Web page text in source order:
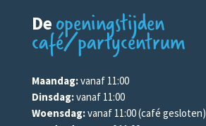
De openingstijden
café/partycentrum
Maandag:vanaf 11:00
Dinsdag:vanaf 11:00
Woensdag:vanaf 11:00 (café gesloten)